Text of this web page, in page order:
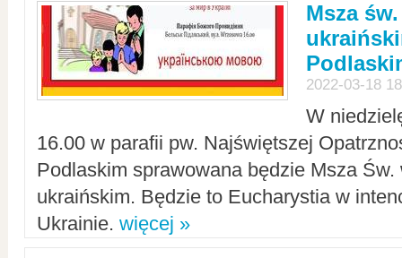
Msza
2022-03-18
W
16.00 w parafii pw. Najświętszej
Podlaskim sprawowana będzie Msza Św.
ukraińskim. Będzie to Eucharystia w
Ukrainie. więcej »